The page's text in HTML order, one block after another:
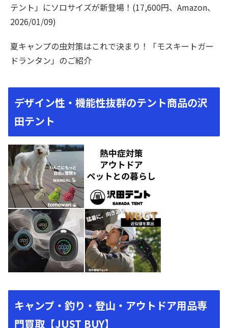
テント」にソロサイズが新登場！(17,600円、Amazon、
2026/01/09)
夏キャンプの虫対策はこれで決まり！「モスキートガー
ドランタン」のご紹介
デザイン性・機能性抜群のテント商品の沢
田テント
キャンプ・釣り・登山・アウトドア用品専
門買取【JUST BUY】